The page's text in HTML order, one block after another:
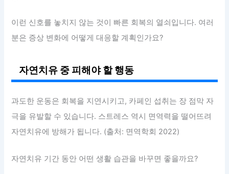
이런 신호를 놓치지 않는 것이 빠른 회복의 열쇠입니다. 여러
분은 증상 변화에 어떻게 대응할 계획인가요?
자연치유 중 피해야 할 행동
과도한 운동은 회복을 지연시키고, 카페인 섭취는 장 점막 자
극을 유발할 수 있습니다. 스트레스 역시 면역력을 떨어뜨려
자연치유에 방해가 됩니다. (출처: 면역학회 2022)
자연치유 기간 동안 어떤 생활 습관을 바꾸면 좋을까요?